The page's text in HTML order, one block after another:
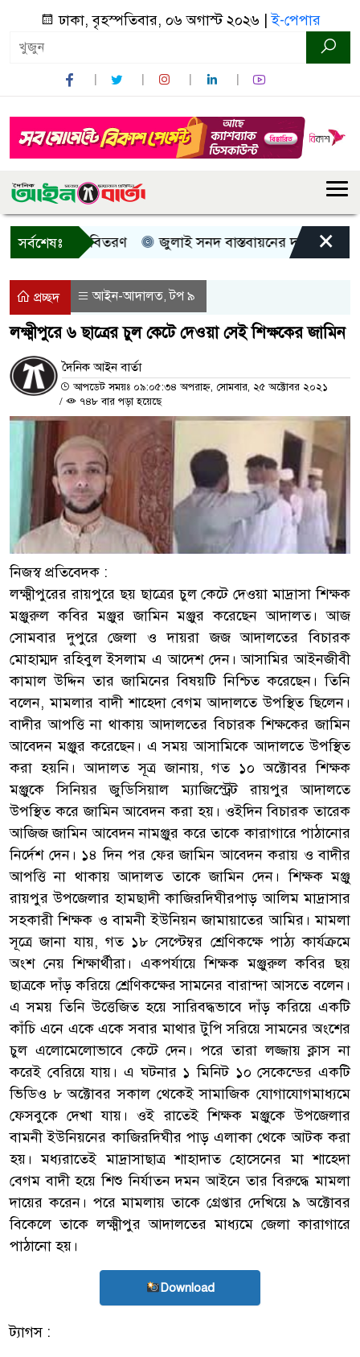
ঢাকা, বৃহস্পতিবার, ০৬ অগাস্ট ২০২৬ |ই-পেপার
সর্বশেষঃ
সহায়তা বিতরণ জুলাই সনদ বাস্তবায়নের দাবিতে×
প্রচ্ছদ আইন-আদালত,টপ ৯
লক্ষ্মীপুরে ৬ ছাত্রের চুল কেটে দেওয়া সেই শিক্ষকের জামিন
দৈনিক আইন বার্তা
আপডেট সময়ঃ ০৯:০৫:৩৪ অপরাহ্ন, সোমবার, ২৫ অক্টোবর ২০২১
/
৭৪৮ বার পড়া হয়েছে
নিজস্ব প্রতিবেদক :
লক্ষ্মীপুরের রায়পুরে ছয় ছাত্রের চুল কেটে দেওয়া মাদ্রাসা শিক্ষক
মঞ্জুরুল কবির মঞ্জুর জামিন মঞ্জুর করেছেন আদালত। আজ
সোমবার দুপুরে জেলা ও দায়রা জজ আদালতের বিচারক
মোহাম্মদ রহিবুল ইসলাম এ আদেশ দেন। আসামির আইনজীবী
কামাল উদ্দিন তার জামিনের বিষয়টি নিশ্চিত করেছেন। তিনি
বলেন, মামলার বাদী শাহেদা বেগম আদালতে উপস্থিত ছিলেন।
বাদীর আপত্তি না থাকায় আদালতের বিচারক শিক্ষকের জামিন
আবেদন মঞ্জুর করেছেন। এ সময় আসামিকে আদালতে উপস্থিত
করা হয়নি। আদালত সূত্র জানায়, গত ১০ অক্টোবর শিক্ষক
মঞ্জুকে সিনিয়র জুডিসিয়াল ম্যাজিস্ট্রেট রায়পুর আদালতে
উপস্থিত করে জামিন আবেদন করা হয়। ওইদিন বিচারক তারেক
আজিজ জামিন আবেদন নামঞ্জুর করে তাকে কারাগারে পাঠানোর
নির্দেশ দেন। ১৪ দিন পর ফের জামিন আবেদন করায় ও বাদীর
আপত্তি না থাকায় আদালত তাকে জামিন দেন। শিক্ষক মঞ্জু
রায়পুর উপজেলার হামছাদী কাজিরদিঘীরপাড় আলিম মাদ্রাসার
সহকারী শিক্ষক ও বামনী ইউনিয়ন জামায়াতের আমির। মামলা
সূত্রে জানা যায়, গত ১৮ সেপ্টেম্বর শ্রেণিকক্ষে পাঠ্য কার্যক্রমে
অংশ নেয় শিক্ষার্থীরা। একপর্যায়ে শিক্ষক মঞ্জুরুল কবির ছয়
ছাত্রকে দাঁড় করিয়ে শ্রেণিকক্ষের সামনের বারান্দা আসতে বলেন।
এ সময় তিনি উত্তেজিত হয়ে সারিবদ্ধভাবে দাঁড় করিয়ে একটি
কাঁচি এনে একে একে সবার মাথার টুপি সরিয়ে সামনের অংশের
চুল এলোমেলোভাবে কেটে দেন। পরে তারা লজ্জায় ক্লাস না
করেই বেরিয়ে যায়। এ ঘটনার ১ মিনিট ১০ সেকেন্ডের একটি
ভিডিও ৮ অক্টোবর সকাল থেকেই সামাজিক যোগাযোগমাধ্যমে
ফেসবুকে দেখা যায়। ওই রাতেই শিক্ষক মঞ্জুকে উপজেলার
বামনী ইউনিয়নের কাজিরদিঘীর পাড় এলাকা থেকে আটক করা
হয়। মধ্যরাতেই মাদ্রাসাছাত্র শাহাদাত হোসেনের মা শাহেদা
বেগম বাদী হয়ে শিশু নির্যাতন দমন আইনে তার বিরুদ্ধে মামলা
দায়ের করেন। পরে মামলায় তাকে গ্রেপ্তার দেখিয়ে ৯ অক্টোবর
বিকেলে তাকে লক্ষ্মীপুর আদালতের মাধ্যমে জেলা কারাগারে
পাঠানো হয়।
Download
ট্যাগস :